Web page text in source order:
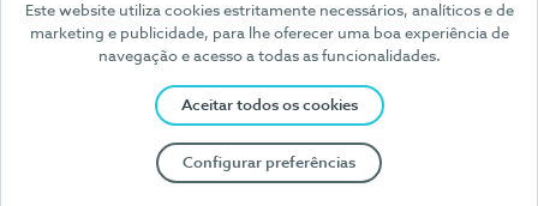
Este website utiliza cookies estritamente necessários, analíticos e de
marketing e publicidade, para lhe oferecer uma boa experiência de
navegação e acesso a todas as funcionalidades.
Aceitar todos os cookies
Configurar preferências